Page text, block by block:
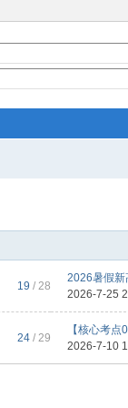
19 / 28
2026暑假新
2026-7-25
24 / 29
【核心考
2026-7-10